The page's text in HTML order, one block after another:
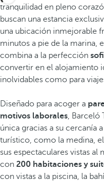
tranquilidad en pleno
buscan una estancia
una ubicación inmejorable
minutos a pie de la marina,
combina a la perfección
convertir en el alojamiento
inolvidables como para
Diseñado para acoger a
motivos laborales, Barceló
única gracias a su cercanía
turístico, como la medina,
sus espectaculares vistas
con 200 habitaciones y
con vistas a la piscina, la